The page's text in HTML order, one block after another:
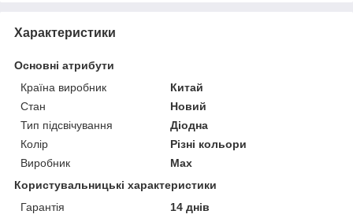
Характеристики
Основні атрибути
Країна виробник
Китай
Стан
Новий
Тип підсвічування
Діодна
Колір
Різні кольори
Виробник
Max
Користувальницькі характеристики
Гарантія
14 днів